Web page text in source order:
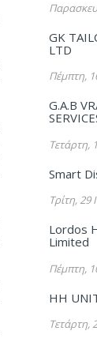
GK
LTD
Πέμπτη,
G.A.B
Τετάρτη,
Smart
Τρίτη, 29
Lordos
Limited
Πέμπτη,
HH
Τετάρτη,